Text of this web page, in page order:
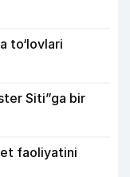
to‘lovlari
Siti”ga bir
faoliyatini